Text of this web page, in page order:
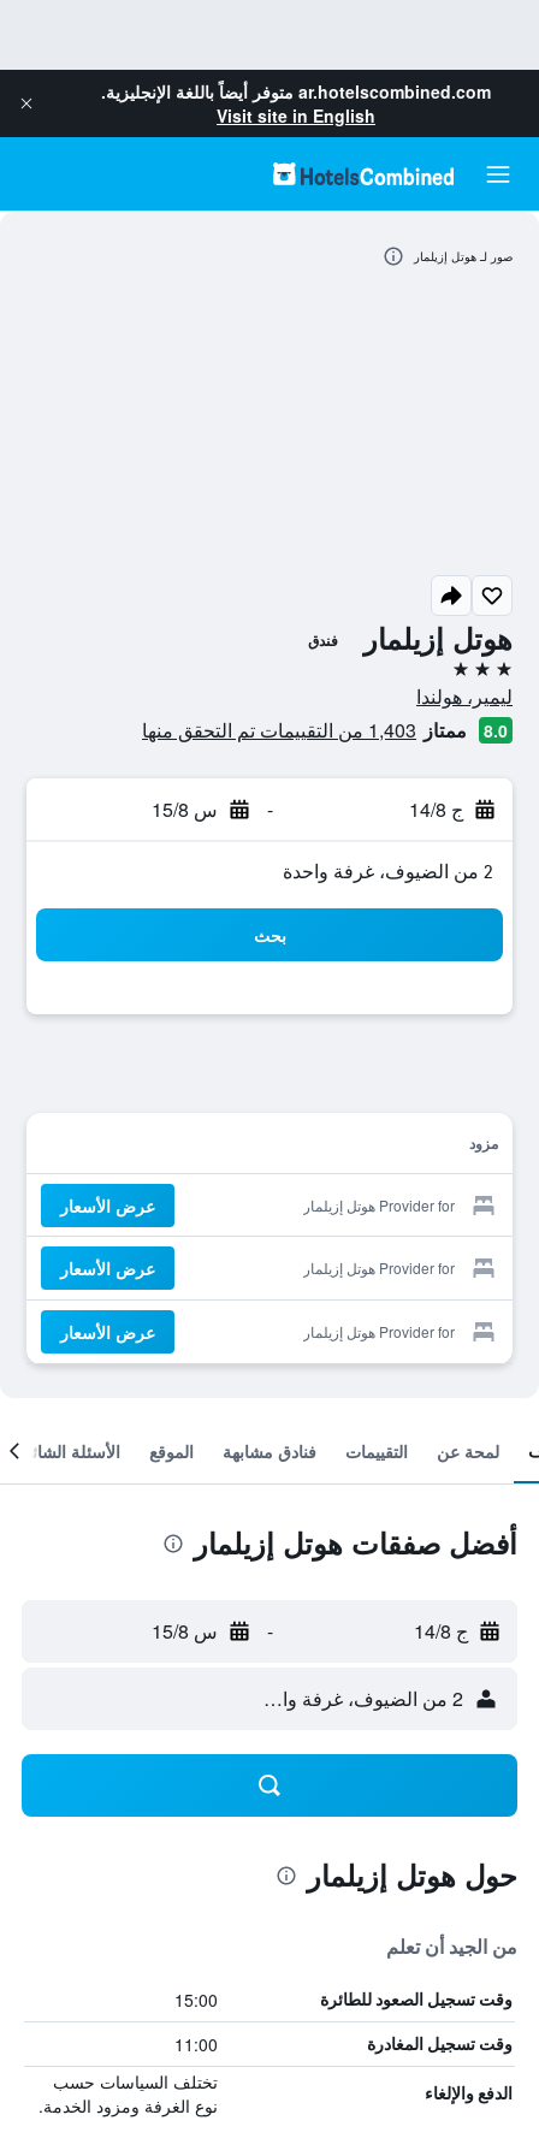
ar.hotelscombined.com متوفر أيضاً باللغة الإنجليزية.
Visit site in English
هوتل إزيلمار فندق
3 نجوم
ليمير، هولندا
8.0 ممتاز 1,403 من التقييمات تم التحقق منها
ج 14/8 - س 15/8
2 من الضيوف، غرفة واحدة
بحث
مزود
Provider for هوتل إزيلمار عرض الأسعار
Provider for هوتل إزيلمار عرض الأسعار
Provider for هوتل إزيلمار عرض الأسعار
صور لـ هوتل إزيلمار
لمحة عن التقييمات فنادق مشابهة الموقع الأسئلة الشائعة
أفضل صفقات هوتل إزيلمار
ج 14/8 - س 15/8
2 من الضيوف، غرفة واحدة
حول هوتل إزيلمار
من الجيد أن تعلم
وقت تسجيل الصعود للطائرة 15:00
وقت تسجيل المغادرة 11:00
الدفع والإلغاء
تختلف السياسات حسب
نوع الغرفة ومزود الخدمة.